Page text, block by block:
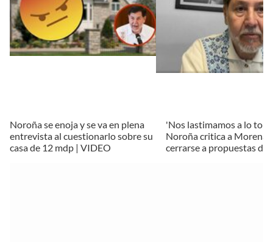
Noroña se enoja y se va en plena
entrevista al cuestionarlo sobre su
casa de 12 mdp | VIDEO
'Nos lastimamos a lo
Noroña critica a Morena
cerrarse a propuestas